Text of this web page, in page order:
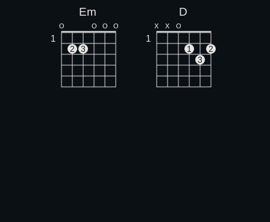
Em
O O O O
1
2 3
D
X X O
1
1
2
3